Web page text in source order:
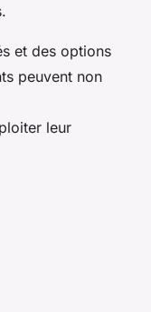
et des options
peuvent non
leur